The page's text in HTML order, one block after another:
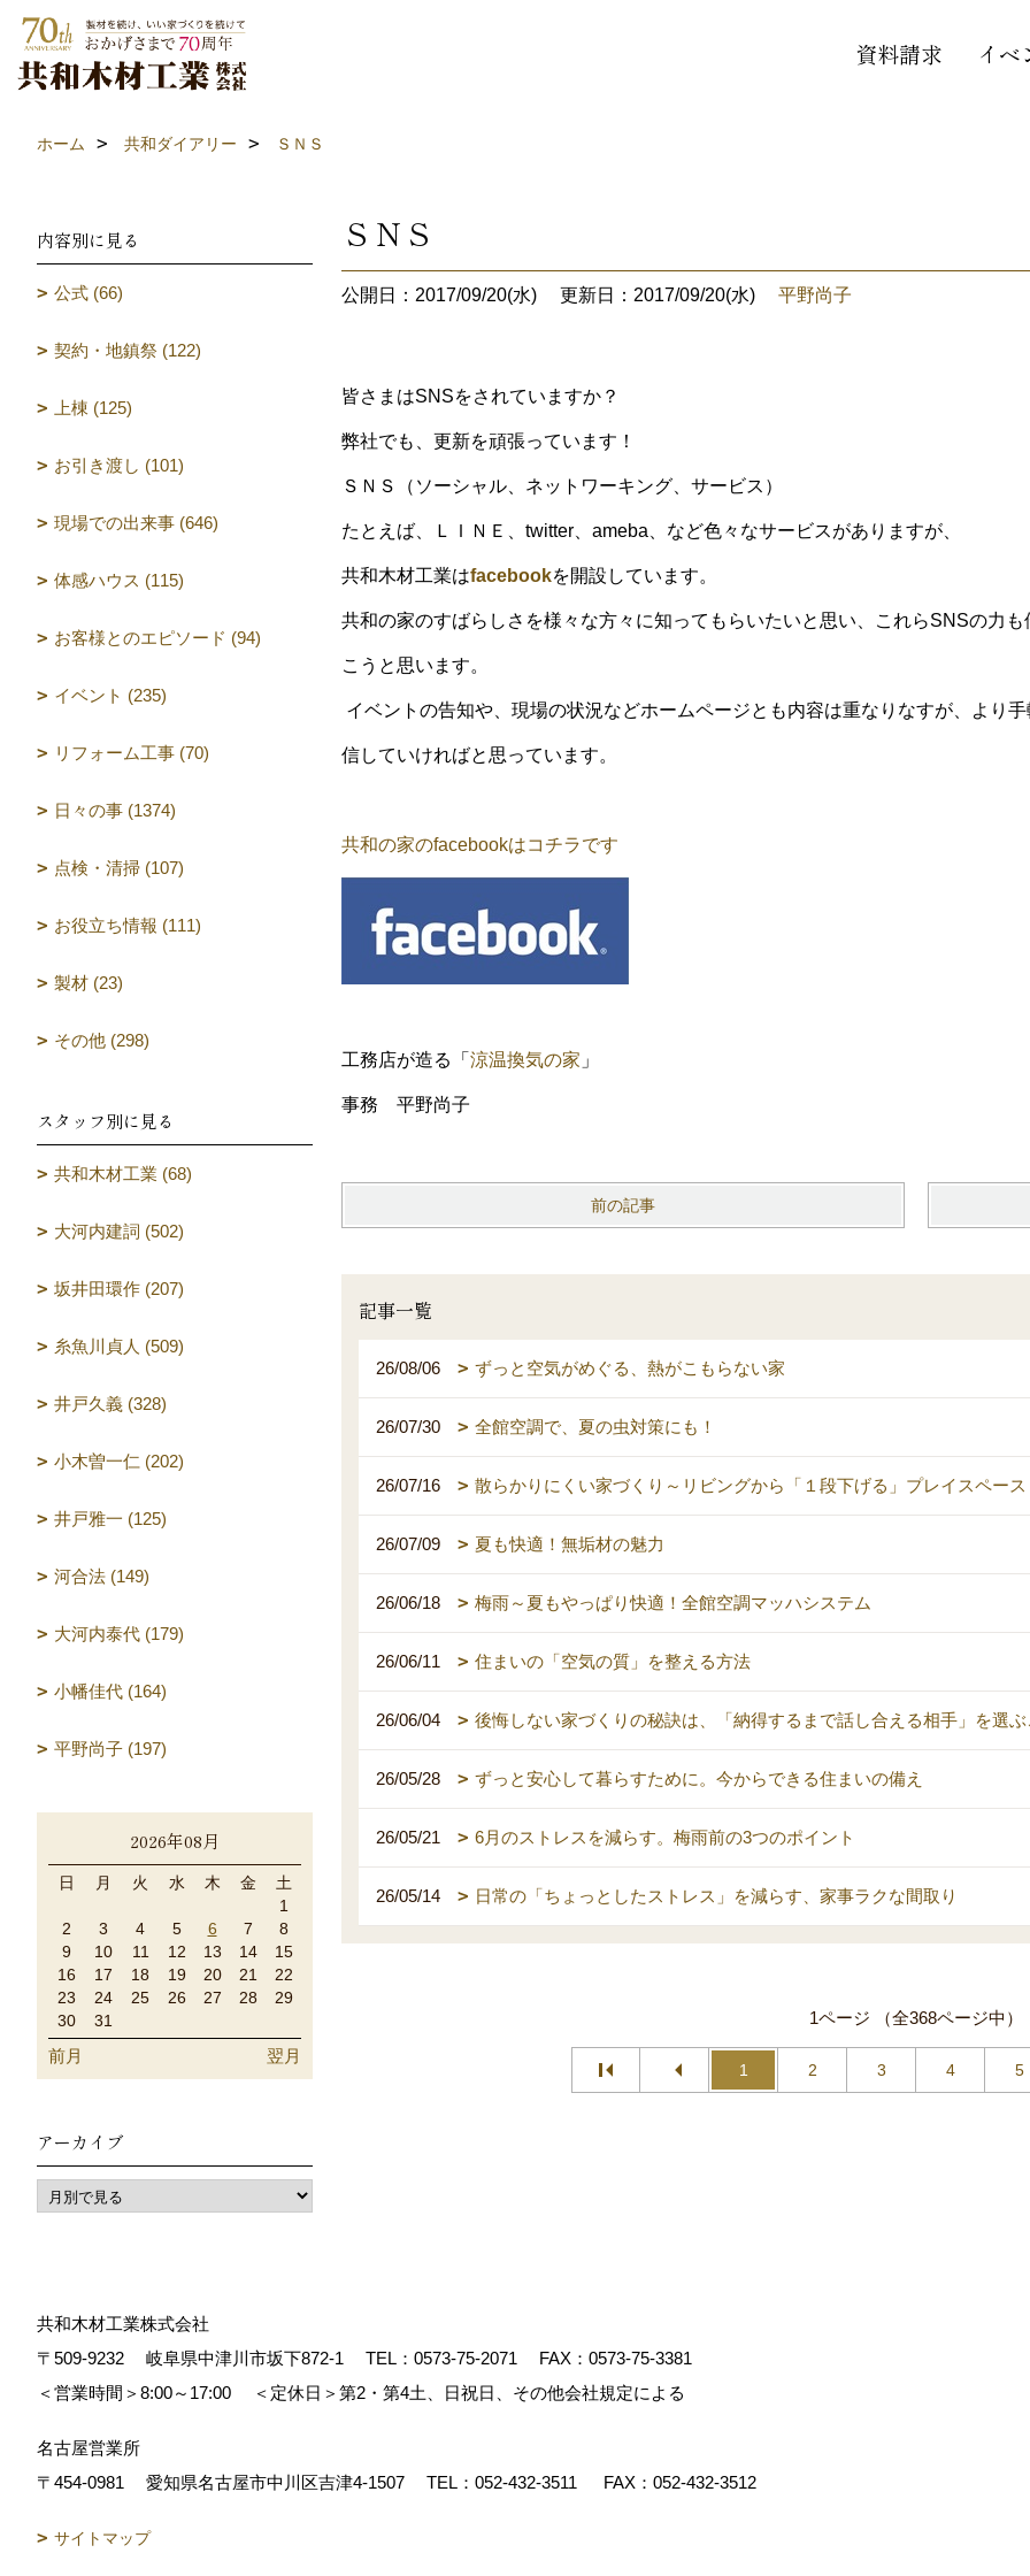
資料請求 イベ
ホーム 共和ダイアリー ＳＮＳ
ＳＮＳ
公開日：2017/09/20(水) 更新日：2017/09/20(水) 平野尚子
皆さまはSNSをされていますか？
弊社でも、更新を頑張っています！
ＳＮＳ（ソーシャル、ネットワーキング、サービス）
たとえば、ＬＩＮＥ、twitter、ameba、など色々なサービスがありますが、
共和木材工業はfacebookを開設しています。
共和の家のすばらしさを様々な方々に知ってもらいたいと思い、これらSNSの力
こうと思います。
イベントの告知や、現場の状況などホームページとも内容は重なりなすが、より
信していければと思っています。
共和の家のfacebookはコチラです
工務店が造る「 涼温換気の家 」
事務 平野尚子
前の記事
記事一覧
26/08/06 ずっと空気がめぐる、熱がこもらない家
26/07/30 全館空調で、夏の虫対策にも！
26/07/16 散らかりにくい家づくり～リビングから「１段下げる」プレイスペース
26/07/09 夏も快適！無垢材の魅力
26/06/18 梅雨～夏もやっぱり快適！全館空調マッハシステム
26/06/11 住まいの「空気の質」を整える方法
26/06/04 後悔しない家づくりの秘訣は、「納得するまで話し合える相手」を選
26/05/28 ずっと安心して暮らすために。今からできる住まいの備え
26/05/21 6月のストレスを減らす。梅雨前の3つのポイント
26/05/14 日常の「ちょっとしたストレス」を減らす、家事ラクな間取り
1ページ （全368ページ中）
1 2 3 4 5
内容別に見る
公式 (66)
契約・地鎮祭 (122)
上棟 (125)
お引き渡し (101)
現場での出来事 (646)
体感ハウス (115)
お客様とのエピソード (94)
イベント (235)
リフォーム工事 (70)
日々の事 (1374)
点検・清掃 (107)
お役立ち情報 (111)
製材 (23)
その他 (298)
スタッフ別に見る
共和木材工業 (68)
大河内建詞 (502)
坂井田環作 (207)
糸魚川貞人 (509)
井戸久義 (328)
小木曽一仁 (202)
井戸雅一 (125)
河合法 (149)
大河内泰代 (179)
小幡佳代 (164)
平野尚子 (197)
2026年08月
日 月 火 水 木 金
土
1
2
3 4 5 6 7
8
9
10 11 12 13 14
15
16
17 18 19 20 21
22
23
24 25 26 27 28
29
30
31
前月 翌月
アーカイブ
共和木材工業株式会社
〒509-9232
岐阜県中津川市坂下872‐1 TEL： 0573-75-2071
FAX：0573-75-3381
＜営業時間＞8:00～17:00
＜定休日＞第2・第4土、日祝日、その他会社規定による
名古屋営業所
〒454-0981
愛知県名古屋市中川区吉津4-1507 TEL： 052-432-3511 FAX：052-432-3512
サイトマップ